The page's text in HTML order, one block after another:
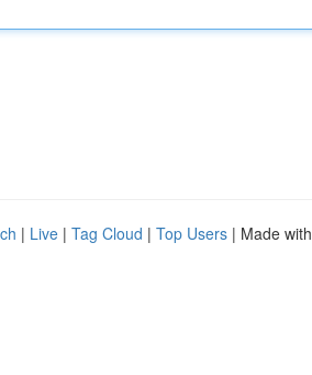
| Live | Tag Cloud | Top Users | Made with